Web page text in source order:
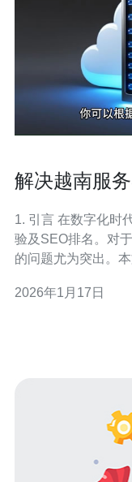
解决越南服
1. 引言 在数字化时代，网站的访问速度直接影响着用户体
验及SEO排名。对
的问题尤为突出。
迟的影响 服务器延迟是指数据从用户的计算机传输到服务
2026年1月17日